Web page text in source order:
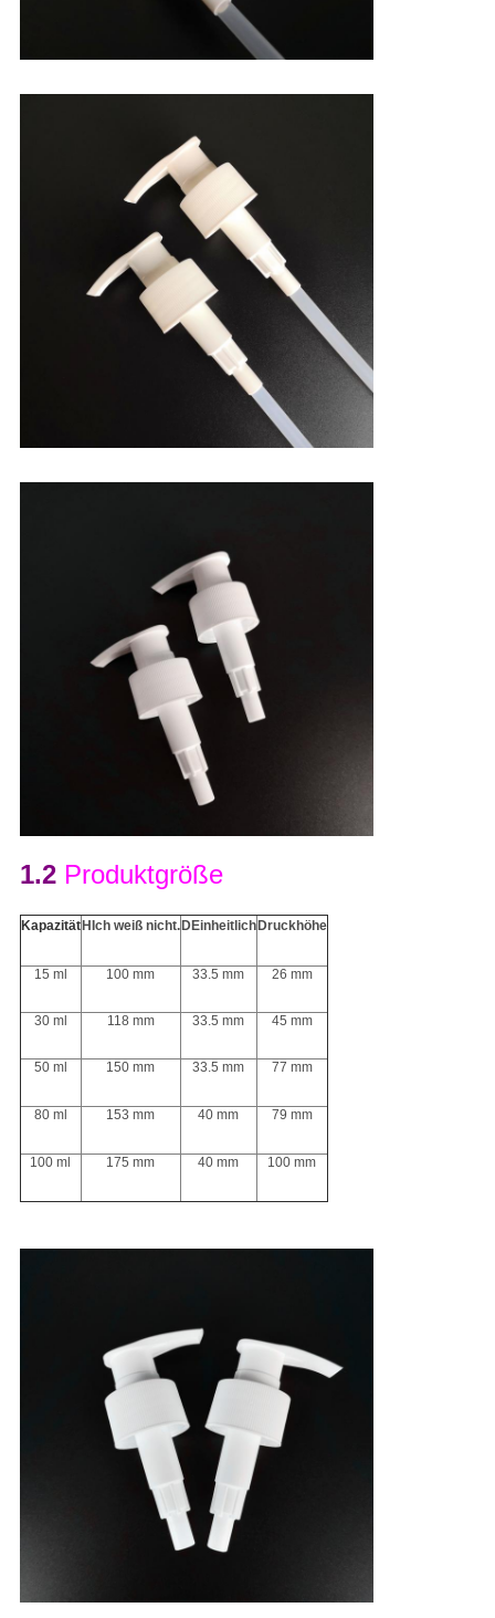
1.2 Produktgröße
Kapazität H Ich weiß nicht. DEinheitlich Druckhöhe
15 ml 100 mm 33.5 mm 26 mm
30 ml 118 mm 33.5 mm 45 mm
50 ml 150 mm 33.5 mm 77 mm
80 ml 153 mm 40 mm 79 mm
100 ml 175 mm 40 mm 100 mm